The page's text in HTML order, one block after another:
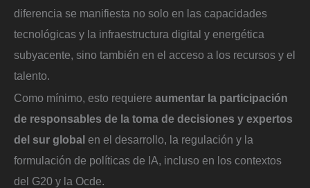
diferencia se manifiesta no solo en las capacidades
tecnológicas y la infraestructura digital y energética
subyacente, sino también en el acceso a los recursos y el
talento.
Como mínimo, esto requiere aumentar la participación
de responsables de la toma de decisiones y expertos
del sur global en el desarrollo, la regulación y la
formulación de políticas de IA, incluso en los contextos
del G20 y la Ocde.